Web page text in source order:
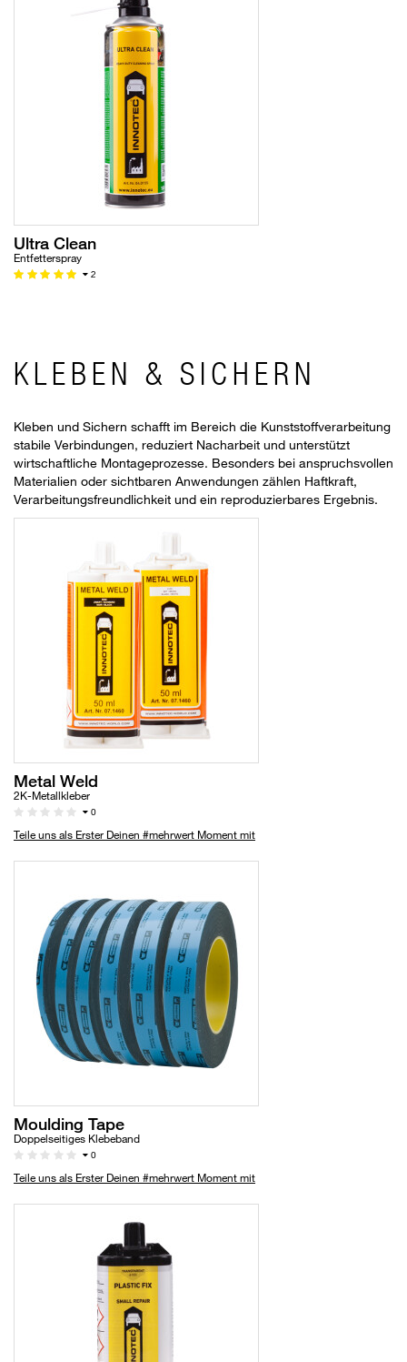
Ultra Clean
Entfetterspray
2
KLEBEN & SICHERN
Kleben und Sichern schafft im Bereich die Kunststoffverarbeitung
stabile Verbindungen, reduziert Nacharbeit und unterstützt
wirtschaftliche Montageprozesse. Besonders bei anspruchsvollen
Materialien oder sichtbaren Anwendungen zählen Haftkraft,
Verarbeitungsfreundlichkeit und ein reproduzierbares Ergebnis.
Metal Weld
2K-Metallkleber
0
Teile uns als Erster Deinen #mehrwert Moment mit
Moulding Tape
Doppelseitiges Klebeband
0
Teile uns als Erster Deinen #mehrwert Moment mit